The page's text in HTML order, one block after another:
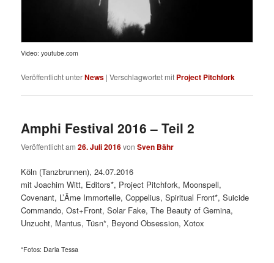
Video: youtube.com
Veröffentlicht unterNews |Verschlagwortet mit Project Pitchfork
Amphi Festival 2016 – Teil 2
Veröffentlicht am26. Juli 2016vonSven Bähr
Köln (Tanzbrunnen), 24.07.2016
mit Joachim Witt, Editors*, Project Pitchfork, Moonspell,
Covenant, L’Âme Immortelle, Coppelius, Spiritual Front*, Suicide
Commando, Ost+Front, Solar Fake, The Beauty of Gemina,
Unzucht, Mantus, Tüsn*, Beyond Obsession, Xotox
*Fotos: Daria Tessa